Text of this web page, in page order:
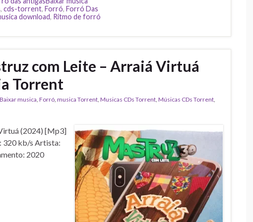
, cds-torrent, Forró, Forró Das
download, Ritmo de forró
com Leite – Arraiá Virtuá
Torrent
Baixar musica, Forró, musica Torrent, ‎Musicas CDs Torrent, ‎Músicas CDs Torrent,
(2024) [Mp3]
320 kb/s Artista:
2020